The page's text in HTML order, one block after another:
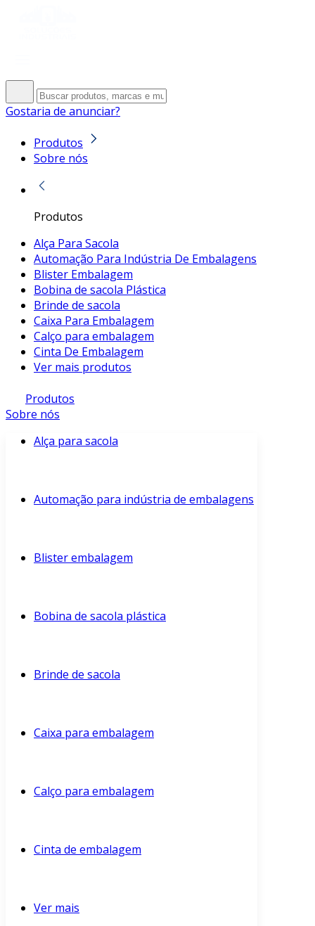
Gostaria de anunciar?
Produtos
Sobre nós
Produtos
Alça Para Sacola
Automação Para Indústria De Embalagens
Blister Embalagem
Bobina de sacola Plástica
Brinde de sacola
Caixa Para Embalagem
Calço para embalagem
Cinta De Embalagem
Ver mais produtos
Produtos
Sobre nós
Alça para sacola
Automação para indústria de embalagens
Blister embalagem
Bobina de sacola plástica
Brinde de sacola
Caixa para embalagem
Calço para embalagem
Cinta de embalagem
Ver mais